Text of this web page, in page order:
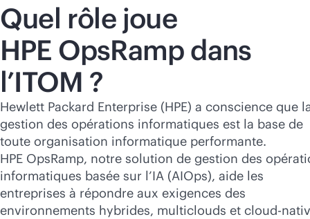
Quel rôle joue
HPE OpsRamp dans
l’ITOM ?
Hewlett Packard Enterprise (HPE) a conscience que
gestion des opérations informatiques est la base de
toute organisation informatique performante.
HPE OpsRamp, notre solution de gestion des
informatiques basée sur l’IA (AIOps), aide les
entreprises à répondre aux exigences des
environnements hybrides, multiclouds et cloud-